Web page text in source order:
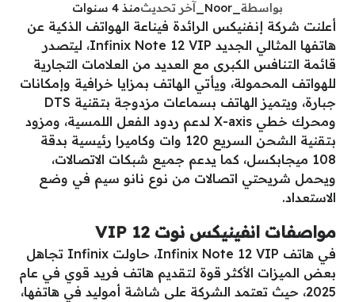
بواسطة آخر تحديثمنذ 4 سنوات
أعلنت شركة إنفنيكس الرائدة فيناعة الهواتف الذكية عن
هاتفها المثالي الجديد Infinix Note 12 VIP، ليتصدر
قائمة التنافس الكبرى مع العديد من العلامات التجارية
للهواتف المحمولة، ويأتي الهاتف بمزايا خرافية وإمكانات
جبارة، ويتميز الهاتف بسماعات مزدوجة بتقنية DTS
ومحرك خطي X-axis لدعم ردود الفعل اللمسية، ومزود
بتقنية الشحن السريع 120 وات وكاميرا رئيسية بدقة
108 ميجابكسل، كما يدعم جميع شبكات الاتصالات،
ويحمل شريحتي اتصالات من نوع نانو سيم في وضع
الاستعداد.
مواصفات انفينيكس نوت 12 VIP
في هاتف Infinix Note 12 VIP، حاولت Infinix تجاهل
بعض الميزات الأكثر قوة لتقديم هاتف فريد قوي في عام
2025، حيث تعتمد الشركة على شاشة أموليد في هاتفها،